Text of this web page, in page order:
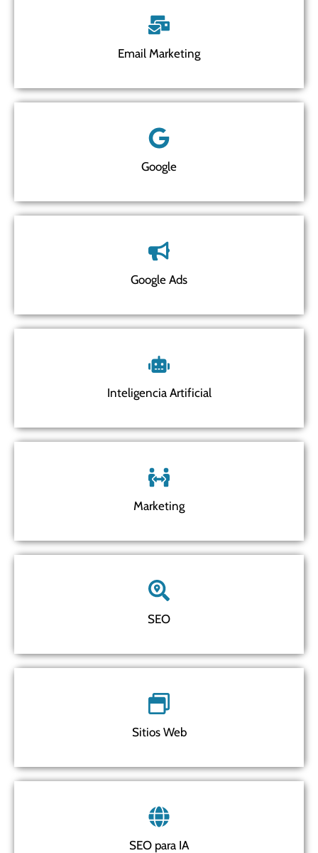
Email Marketing
Google
Google Ads
Inteligencia Artificial
Marketing
SEO
Sitios Web
SEO para IA